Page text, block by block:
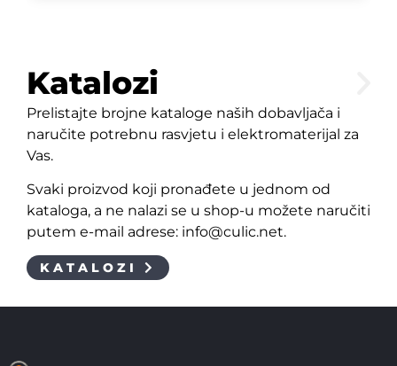
Katalozi
Prelistajte brojne kataloge naših dobavljača i
naručite potrebnu rasvjetu i elektromaterijal za
Vas.
Svaki proizvod koji pronađete u jednom od
kataloga, a ne nalazi se u shop-u možete naručiti
putem e-mail adrese: info@culic.net.
KATALOZI